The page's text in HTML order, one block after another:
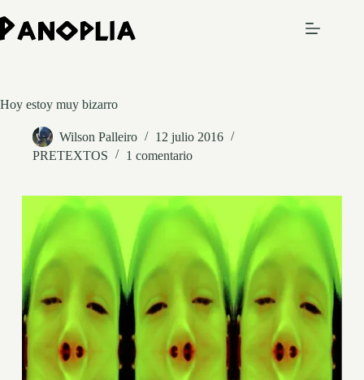
al
contenido
Hoy estoy muy bizarro
Wilson Palleiro
12 julio 2016
PRETEXTOS
1 comentario